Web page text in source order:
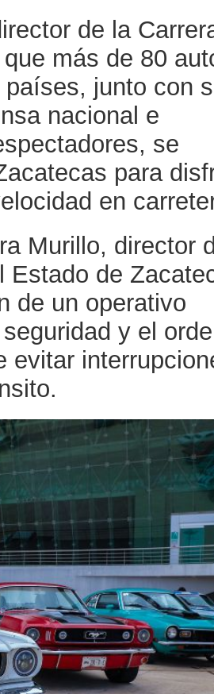
de la
más de 80
junto con
nacional e
se
para
en
Murillo, director
Estado de
de un operativo
y el
evitar